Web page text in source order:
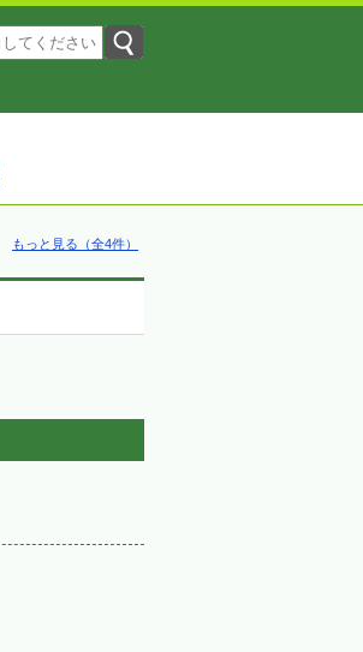
もっと見る（全4件）